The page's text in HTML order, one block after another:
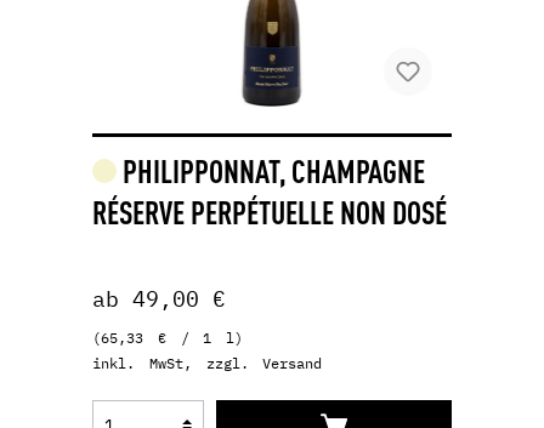
PHILIPPONNAT, CHAMPAGNE
RÉSERVE PERPÉTUELLE NON DOSÉ
ab 49,00 €
(65,33 € / 1 l)
inkl. MwSt, zzgl. Versand